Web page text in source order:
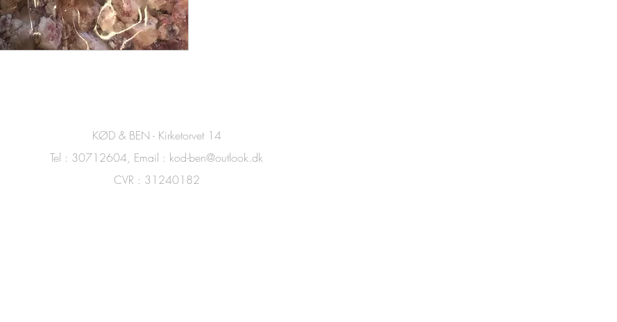
KØD & BEN - Kirketorvet 14
Tel : 30712604, Email : kod-ben@outlook.dk
CVR : 31240182